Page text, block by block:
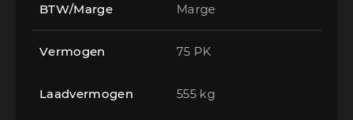
BTW/Marge Marge
Vermogen 75 PK
Laadvermogen 555 kg